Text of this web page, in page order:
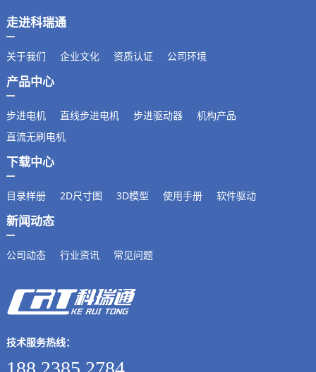
走进科瑞通
关于我们 企业文化 资质认证 公司环境
产品中心
步进电机 直线步进电机 步进驱动器
机构产品
直流无刷电机
下载中心
目录样册 2D尺寸图 3D模型 使用手册 软件驱动
新闻动态
公司动态 行业资讯 常见问题
技术服务热线：